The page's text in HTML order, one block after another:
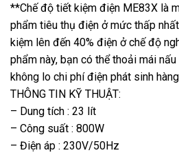
**Chế độ tiết kiệm điện ME83X là
phẩm tiêu thụ điện ở mức thấp
kiệm lên đến 40% điện ở chế độ
phẩm này, bạn có thể thoải mái
không lo chi phí điện phát sinh
THÔNG TIN KỸ THUẬT:
– Dung tích : 23 lít
– Công suất : 800W
– Điện áp : 230V/50Hz